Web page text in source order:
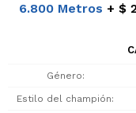
6.800 Metros $
Género
Estilo del champión